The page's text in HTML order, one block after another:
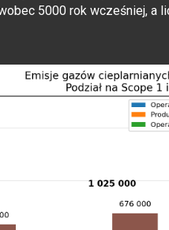
5000 rok wcześniej, a